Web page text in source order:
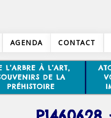
AGENDA CONTACT
L’ARBRE À L’ART,
DE LA
PRÉHISTOIRE